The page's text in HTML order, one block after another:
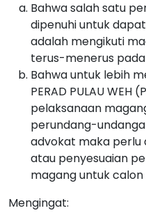
Bahwa salah satu
dipenuhi untuk
adalah mengikuti
terus-menerus
Bahwa untuk lebih
PERAD PULAU WEH
pelaksanaan
perundang-
advokat maka perlu
atau penyesuaian
magang untuk
Mengingat: